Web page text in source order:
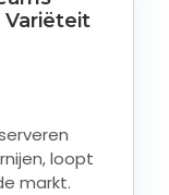
loopt
markt.